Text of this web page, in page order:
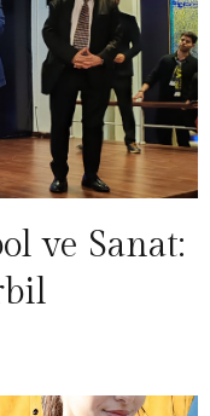
ve Sanat: